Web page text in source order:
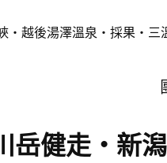
‧越後湯澤溫泉‧採果‧三
岳健走‧新